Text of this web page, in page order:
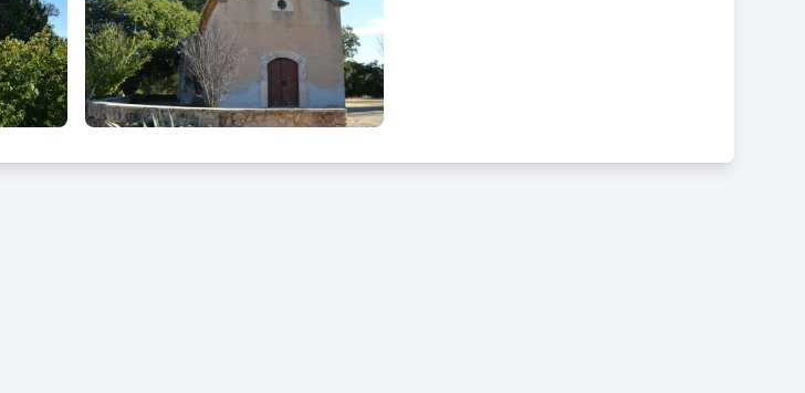
descobrir diversos corriols al voltant de la Serra dels Llobets sense allunyar-nos de
des del nucli de l’Hostal sense grans dificultats, la qual la podrem realitzar amb menys de